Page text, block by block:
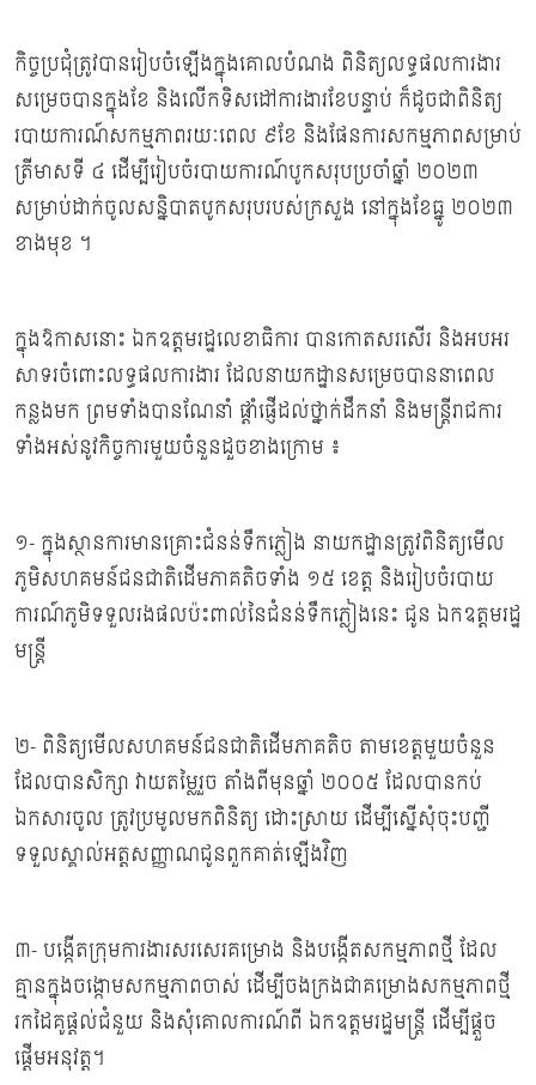
កិច្ចប្រជុំត្រូវបានរៀបចំឡើងក្នុងគោលបំណង ពិនិត្យលទ្ធផលការងារ
សម្រេចបានក្នុងខែ និងលើកទិសដៅការងារខែបន្ទាប់ ក៏ដូចជាពិនិត្យ
របាយការណ៍សកម្មភាពរយៈពេល ៩ខែ និងផែនការសកម្មភាពសម្រាប់
ត្រីមាសទី ៤ ដើម្បីរៀបចំរបាយការណ៍បូកសរុបប្រចាំឆ្នាំ ២០២៣
សម្រាប់ដាក់ចូលសន្និបាតបូកសរុបរបស់ក្រសួង នៅក្នុងខែធ្នូ ២០២៣
ខាងមុខ ។
ក្នុងឱកាសនោះ ឯកឧត្តមរដ្ឋលេខាធិការ បានកោតសរសើរ និងអបអរ
សាទរចំពោះលទ្ធផលការងារ ដែលនាយកដ្ឋានសម្រេចបាននាពេល
កន្លងមក ព្រមទាំងបានណែនាំ ផ្ដាំផ្ញើដល់ថ្នាក់ដឹកនាំ និងមន្រ្ដីរាជការ
ទាំងអស់នូវកិច្ចការមួយចំនួនដួចខាងក្រោម ៖
១- ក្នុងស្ថានការមានគ្រោះជំនន់ទឹកភ្លៀង នាយកដ្ឋានត្រូវពិនិត្យមើល
ភូមិសហគមន៍ជនជាតិដើមភាគតិចទាំង ១៥ ខេត្ត និងរៀបចំរបាយ
ការណ៍ភូមិទទួលរងផលប៉ះពាល់នៃជំនន់ទឹកភ្លៀងនេះ ជូន ឯកឧត្តមរដ្ឋ
មន្ត្រី
២- ពិនិត្យមើលសហគមន៍ជនជាតិដើមភាគតិច តាមខេត្តមួយចំនួន
ដែលបានសិក្សា វាយតម្លៃរួច តាំងពីមុនឆ្នាំ ២០០៥ ដែលបានកប់
ឯកសារចូល ត្រូវប្រមូលមកពិនិត្យ ដោះស្រាយ ដើម្បីស្នើសុំចុះបញ្ជី
ទទួលស្គាល់អត្តសញ្ញាណជូនពួកគាត់ឡើងវិញ
៣- បង្កើតក្រុមការងារសរសេរគម្រោង និងបង្កើតសកម្មភាពថ្មី ដែល
គ្មានក្នុងចង្កោមសកម្មភាពចាស់ ដើម្បីចងក្រងជាគម្រោងសកម្មភាពថ្មី
រកដៃគូផ្ដល់ជំនួយ និងសុំគោលការណ៍ពី ឯកឧត្តមរដ្ឋមន្ត្រី ដើម្បីផ្តួច
ផ្តើមអនុវត្ត។